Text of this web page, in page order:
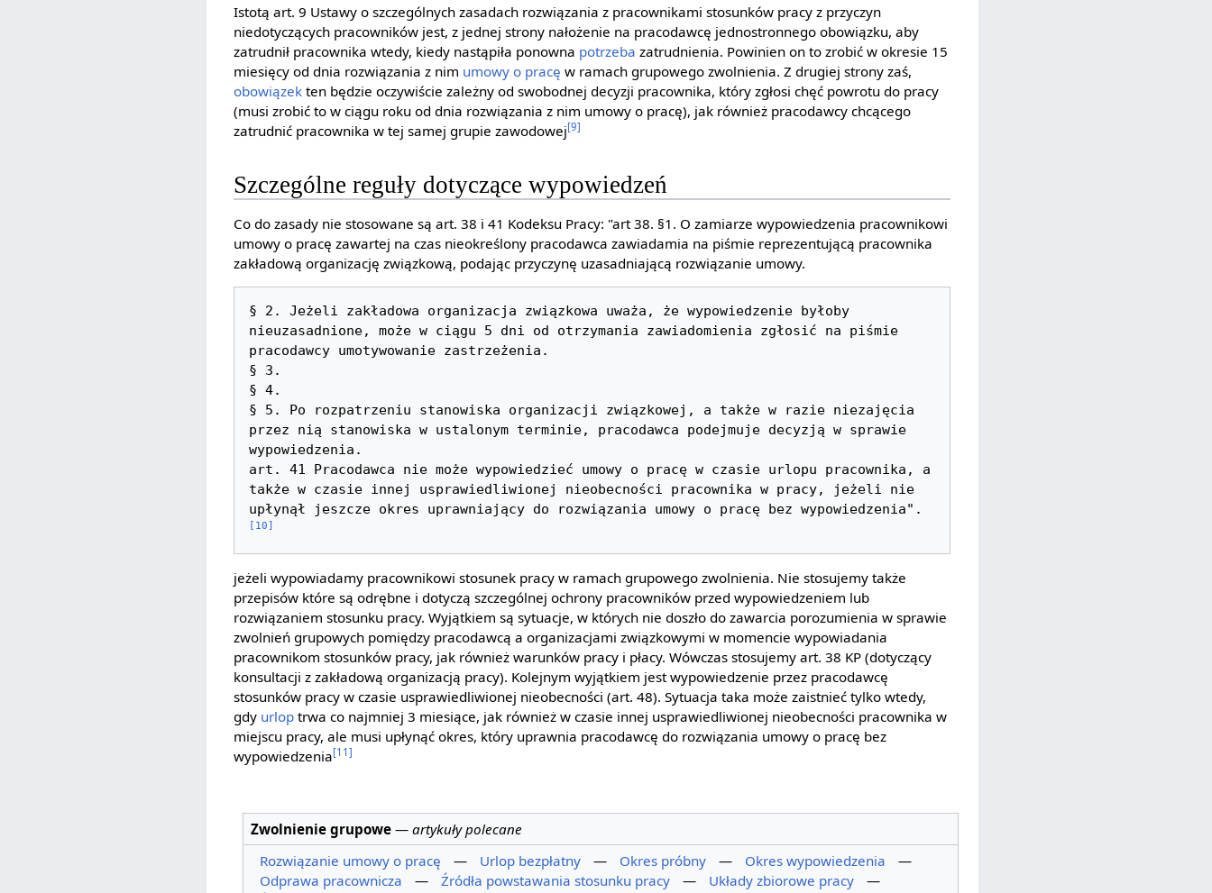
Istotą art. 9 Ustawy o szczególnych zasadach rozwiązania z pracownikami stosunków pracy z przyczyn
niedotyczących pracowników jest, z jednej strony nałożenie na pracodawcę jednostronnego obowiązku, aby
zatrudnił pracownika wtedy, kiedy nastąpiła ponowna potrzeba zatrudnienia. Powinien on to zrobić w okresie 15
miesięcy od dnia rozwiązania z nim umowy o pracę w ramach grupowego zwolnienia. Z drugiej strony zaś,
obowiązek ten będzie oczywiście zależny od swobodnej decyzji pracownika, który zgłosi chęć powrotu do pracy
(musi zrobić to w ciągu roku od dnia rozwiązania z nim umowy o pracę), jak również pracodawcy chcącego
zatrudnić pracownika w tej samej grupie zawodowej[9]
Szczególne reguły dotyczące wypowiedzeń
Co do zasady nie stosowane są art. 38 i 41 Kodeksu Pracy: "art 38. §1. O zamiarze wypowiedzenia pracownikowi
umowy o pracę zawartej na czas nieokreślony pracodawca zawiadamia na piśmie reprezentującą pracownika
zakładową organizację związkową, podając przyczynę uzasadniającą rozwiązanie umowy.
§ 2. Jeżeli zakładowa organizacja związkowa uważa, że wypowiedzenie byłoby
nieuzasadnione, może w ciągu 5 dni od otrzymania zawiadomienia zgłosić na piśmie
pracodawcy umotywowanie zastrzeżenia.
§ 3.
§ 4.
§ 5. Po rozpatrzeniu stanowiska organizacji związkowej, a także w razie niezajęcia
przez nią stanowiska w ustalonym terminie, pracodawca podejmuje decyzją w sprawie
wypowiedzenia.
art. 41 Pracodawca nie może wypowiedzieć umowy o pracę w czasie urlopu pracownika, a
także w czasie innej usprawiedliwionej nieobecności pracownika w pracy, jeżeli nie
[10]
jeżeli wypowiadamy pracownikowi stosunek pracy w ramach grupowego zwolnienia. Nie stosujemy także
przepisów które są odrębne i dotyczą szczególnej ochrony pracowników przed wypowiedzeniem lub
rozwiązaniem stosunku pracy. Wyjątkiem są sytuacje, w których nie doszło do zawarcia porozumienia w sprawie
zwolnień grupowych pomiędzy pracodawcą a organizacjami związkowymi w momencie wypowiadania
pracownikom stosunków pracy, jak również warunków pracy i płacy. Wówczas stosujemy art. 38 KP (dotyczący
konsultacji z zakładową organizacją pracy). Kolejnym wyjątkiem jest wypowiedzenie przez pracodawcę
stosunków pracy w czasie usprawiedliwionej nieobecności (art. 48). Sytuacja taka może zaistnieć tylko wtedy,
gdy urlop trwa co najmniej 3 miesiące, jak również w czasie innej usprawiedliwionej nieobecności pracownika w
miejscu pracy, ale musi upłynąć okres, który uprawnia pracodawcę do rozwiązania umowy o pracę bez
wypowiedzenia[11]
Zwolnienie grupowe— artykuły polecane
Rozwiązanie umowy o pracę
— Urlop bezpłatny — Okres próbny — Okres wypowiedzenia
—
Odprawa pracownicza
— Źródła powstawania stosunku pracy — Układy zbiorowe pracy
—